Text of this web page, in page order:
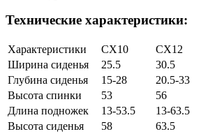
Технические характеристики:
Характеристики CX10 CX12
Ширина сиденья
25.5 30.5
Глубина сиденья
15-28 20.5-33
Высота спинки
53 56
Длина подножек
13-53.5 13-63.5
Высота сиденья
58 63.5